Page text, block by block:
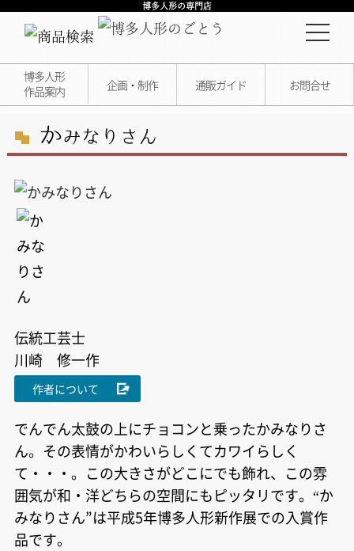
博多人形の専門店
博多人形
作品案内
企画・制作 通販ガイド お問合せ
かみなりさん
伝統工芸士
川崎 修一作
作者について
でんでん太鼓の上にチョコンと乗ったかみなりさ
ん。その表情がかわいらしくてカワイらしく
て・・・。この大きさがどこにでも飾れ、この雰
囲気が和・洋どちらの空間にもピッタリです。“か
みなりさん”は平成5年博多人形新作展での入賞作
品です。